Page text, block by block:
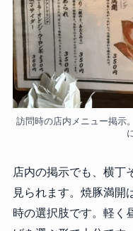
訪問時の店内メニュー掲示
店内の掲示でも、横丁
見られます。焼豚満開
時の選択肢です。軽く